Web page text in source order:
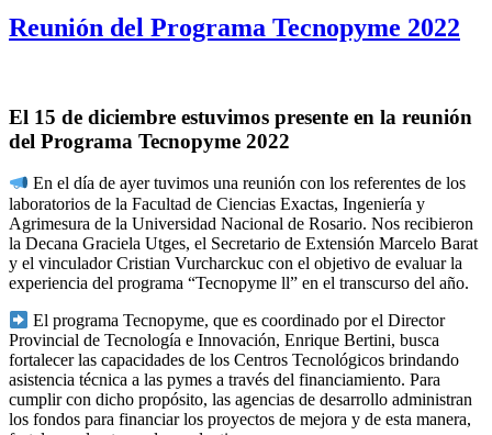
Reunión del Programa Tecnopyme 2022
El 15 de diciembre estuvimos presente en la reunión
del Programa Tecnopyme 2022
En el día de ayer tuvimos una reunión con los referentes de los
laboratorios de la Facultad de Ciencias Exactas, Ingeniería y
Agrimesura de la Universidad Nacional de Rosario. Nos recibieron
la Decana Graciela Utges, el Secretario de Extensión Marcelo Barat
y el vinculador Cristian Vurcharckuc con el objetivo de evaluar la
experiencia del programa “Tecnopyme ll” en el transcurso del año.
El programa Tecnopyme, que es coordinado por el Director
Provincial de Tecnología e Innovación, Enrique Bertini, busca
fortalecer las capacidades de los Centros Tecnológicos brindando
asistencia técnica a las pymes a través del financiamiento. Para
cumplir con dicho propósito, las agencias de desarrollo administran
los fondos para financiar los proyectos de mejora y de esta manera,